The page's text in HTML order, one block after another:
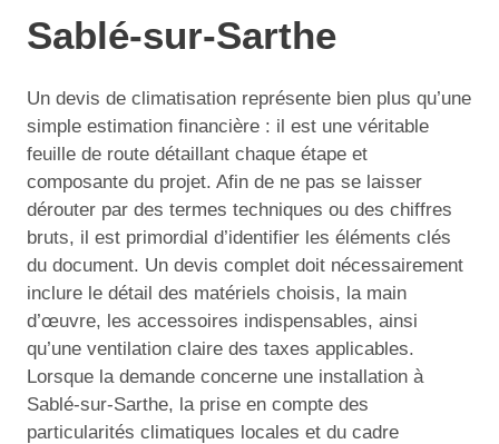
Sablé-sur-Sarthe
Un devis de climatisation représente bien plus qu’une
simple estimation financière : il est une véritable
feuille de route détaillant chaque étape et
composante du projet. Afin de ne pas se laisser
dérouter par des termes techniques ou des chiffres
bruts, il est primordial d’identifier les éléments clés
du document. Un devis complet doit nécessairement
inclure le détail des matériels choisis, la main
d’œuvre, les accessoires indispensables, ainsi
qu’une ventilation claire des taxes applicables.
Lorsque la demande concerne une installation à
Sablé-sur-Sarthe, la prise en compte des
particularités climatiques locales et du cadre